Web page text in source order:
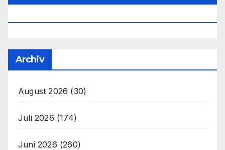
Archiv
August 2026 (30)
Juli 2026 (174)
Juni 2026 (260)